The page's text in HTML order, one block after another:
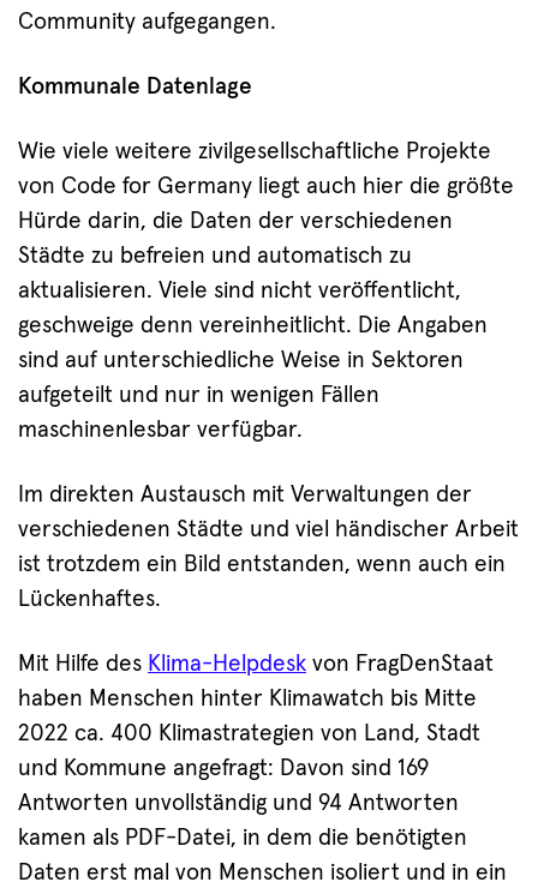
Community aufgegangen.
Kommunale Datenlage
Wie viele weitere zivilgesellschaftliche Projekte
von Code for Germany liegt auch hier die größte
Hürde darin, die Daten der verschiedenen
Städte zu befreien und automatisch zu
aktualisieren. Viele sind nicht veröffentlicht,
geschweige denn vereinheitlicht. Die Angaben
sind auf unterschiedliche Weise in Sektoren
aufgeteilt und nur in wenigen Fällen
maschinenlesbar verfügbar.
Im direkten Austausch mit Verwaltungen der
verschiedenen Städte und viel händischer Arbeit
ist trotzdem ein Bild entstanden, wenn auch ein
Lückenhaftes.
Mit Hilfe des Klima-Helpdesk von FragDenStaat
haben Menschen hinter Klimawatch bis Mitte
2022 ca. 400 Klimastrategien von Land, Stadt
und Kommune angefragt: Davon sind 169
Antworten unvollständig und 94 Antworten
kamen als PDF-Datei, in dem die benötigten
Daten erst mal von Menschen isoliert und in ein